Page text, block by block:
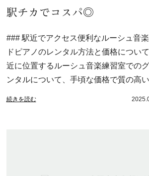
駅チカでコスパ◎
### 駅近でアクセス便利なルーシュ音
ドピアノのレンタル方法と価格につい
近に位置するルーシュ音楽練習室での
ンタルについて、手頃な価格で質の高
続きを読む